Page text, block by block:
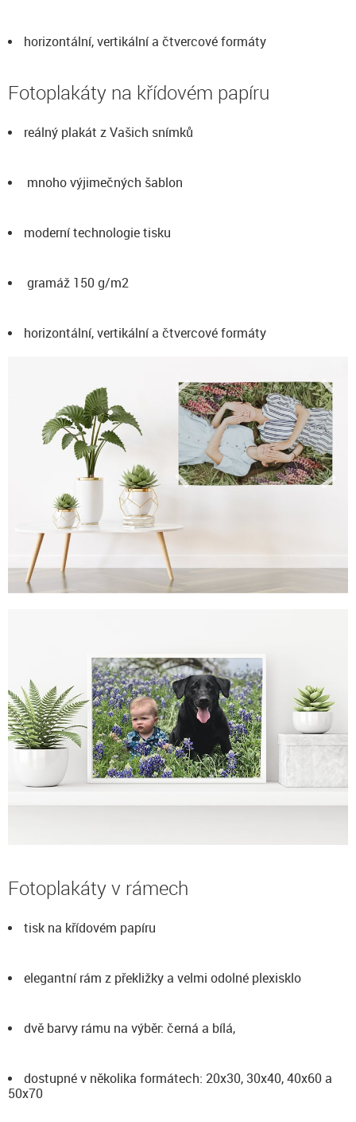
horizontální, vertikální a čtvercové formáty
Fotoplakáty na křídovém papíru
reálný plakát z Vašich snímků
mnoho výjimečných šablon
moderní technologie tisku
gramáž 150 g/m2
horizontální, vertikální a čtvercové formáty
Fotoplakáty v rámech
tisk na křídovém papíru
elegantní rám z překližky a velmi odolné plexisklo
dvě barvy rámu na výběr: černá a bílá,
dostupné v několika formátech: 20x30, 30x40, 40x60 a
50x70